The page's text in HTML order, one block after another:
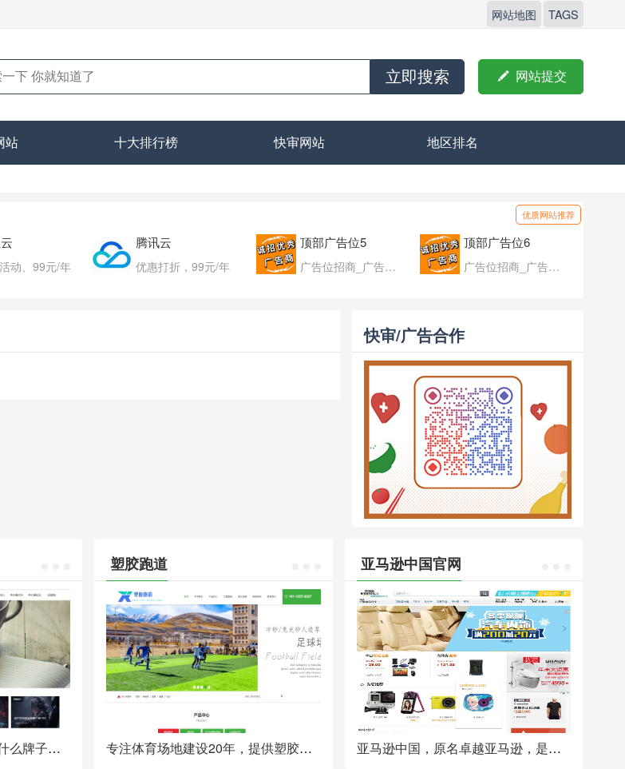
网站地图 TAGS
立即搜索  网站提交
站 十大排行榜 快审网站 地区排名
优质网站推荐
动、99元/年
腾讯云
优惠打折，99元/年
顶部广告位5
广告位招商_广告位待售
顶部广告位6
广告位招商_广告位待售
快审/广告合作
净水器十大排名、净水器什么牌子好?净水器哪个牌子好?净水品牌【8年历史】为用户区分净水器品牌排行，家用净水器十大排名的优劣、了解净水器知识及排名推荐。
塑胶跑道
专注体育场地建设20年，提供塑胶跑道、EPDM塑胶地面、硅PU球场及人造草坪的研发/生产/施工服务，严格符合新国标GB36246-2018等检测标准，50+专业施工团队全国服务。
亚马逊中国官网
亚马逊中国，原名卓越亚马逊，是一家B2C电子商务网站，前身为卓越网，2004年8月19日亚马逊公司宣布以7500万美元收购雷军和陈年创办的卓越网，将卓越网收归为亚马逊中国全资子公司。2007年将其中国子公司改名为卓越亚马逊。2011年10月27日亚马逊正式宣布将他在中国的子公司“卓越亚马逊”改名为“亚马逊中国”。